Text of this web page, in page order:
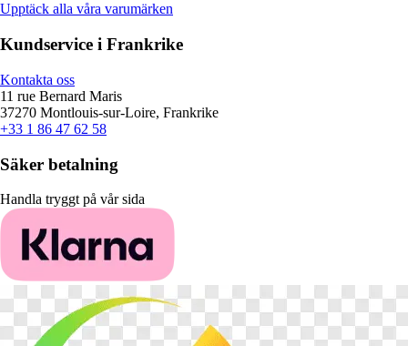
Upptäck alla våra varumärken
Kundservice i Frankrike
Kontakta oss
11 rue Bernard Maris
37270 Montlouis-sur-Loire, Frankrike
+33 1 86 47 62 58
Säker betalning
Handla tryggt på vår sida